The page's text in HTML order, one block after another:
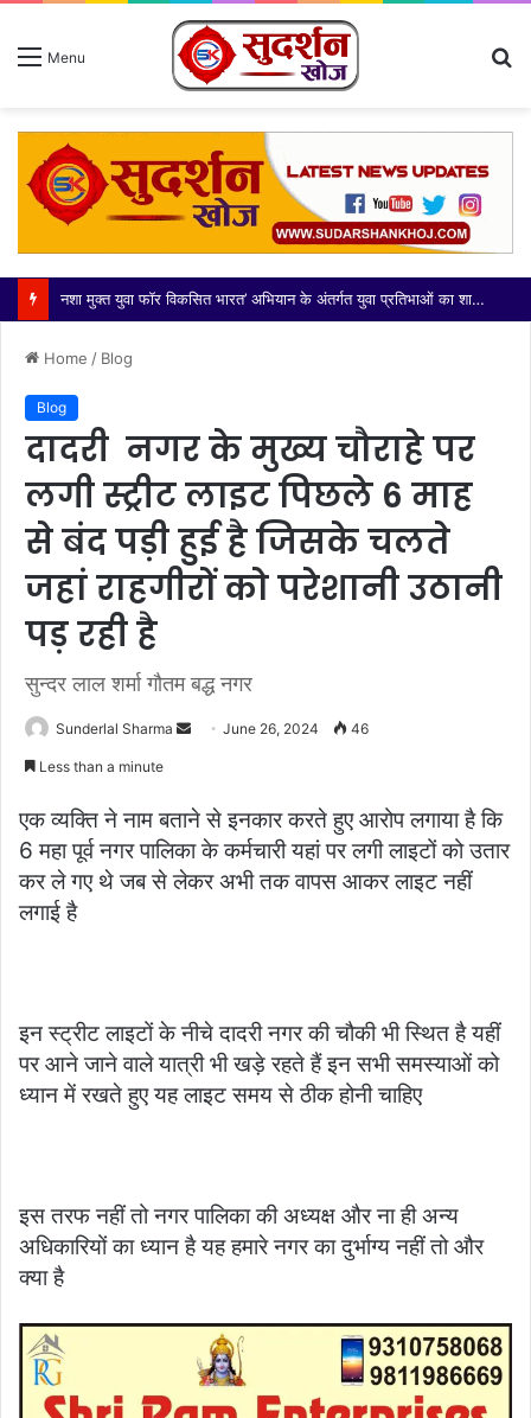
Menu
नशा मुक्त युवा फॉर विकसित भारत’ अभियान के अंतर्गत युवा प्रतिभाओं का शानदार प्रदर्शन
Home / Blog
Blog
दादरी नगर के मुख्य चौराहे पर
लगी स्ट्रीट लाइट पिछले 6 माह
से बंद पड़ी हुई है जिसके चलते
जहां राहगीरों को परेशानी उठानी
पड़ रही है
सुन्दर लाल शर्मा गौतम बद्ध नगर
Sunderlal Sharma
SendJune 26, 2024 46
Less than a minute
एक व्यक्ति ने नाम बताने से इनकार करते हुए आरोप लगाया है कि
6 महा पूर्व नगर पालिका के कर्मचारी यहां पर लगी लाइटों को उतार
कर ले गए थे जब से लेकर अभी तक वापस आकर लाइट नहीं
लगाई है
इन स्ट्रीट लाइटों के नीचे दादरी नगर की चौकी भी स्थित है यहीं
पर आने जाने वाले यात्री भी खड़े रहते हैं इन सभी समस्याओं को
ध्यान में रखते हुए यह लाइट समय से ठीक होनी चाहिए
इस तरफ नहीं तो नगर पालिका की अध्यक्ष और ना ही अन्य
अधिकारियों का ध्यान है यह हमारे नगर का दुर्भाग्य नहीं तो और
क्या है